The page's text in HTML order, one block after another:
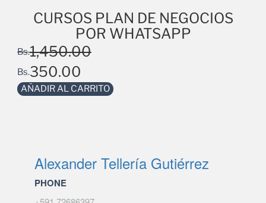
CURSOS PLAN DE NEGOCIOS
POR WHATSAPP
Bs.1,450.00
Bs.350.00
AÑADIR AL CARRITO
Alexander Tellería Gutiérrez
PHONE